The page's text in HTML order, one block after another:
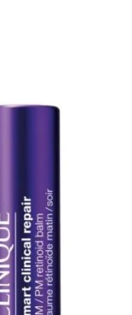
Viso